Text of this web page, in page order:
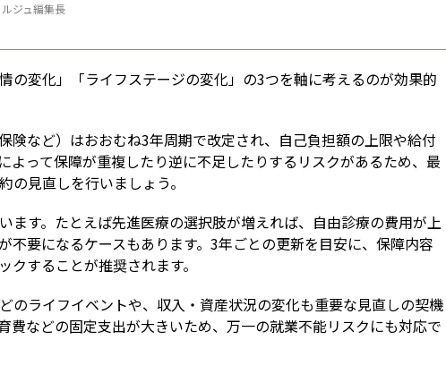
ジュ編集長
の変化」「ライフステージの変化」の3つを軸に考えるのが効果的
険など）はおおむね3年周期で改定され、自己負担額の上限や給付
よって保障が重複したり逆に不足したりするリスクがあるため、最
見直しを行いましょう。
ます。たとえば先進医療の選択肢が増えれば、自由診療の費用が上
不要になるケースもあります。3年ごとの更新を目安に、保障内容
することが推奨されます。
のライフイベントや、収入・資産状況の変化も重要な見直しの契機
費などの固定支出が大きいため、万一の就業不能リスクにも対応で